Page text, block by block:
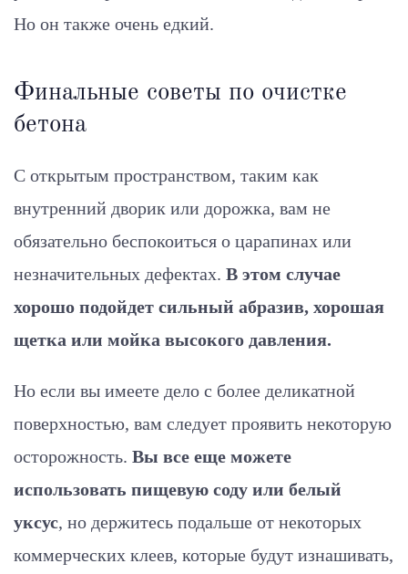
Но он также очень едкий.
Финальные советы по очистке
бетона
С открытым пространством, таким как
внутренний дворик или дорожка, вам не
обязательно беспокоиться о царапинах или
незначительных дефектах. В этом случае
хорошо подойдет сильный абразив, хорошая
щетка или мойка высокого давления.
Но если вы имеете дело с более деликатной
поверхностью, вам следует проявить некоторую
осторожность. Вы все еще можете
использовать пищевую соду или белый
уксус, но держитесь подальше от некоторых
коммерческих клеев, которые будут изнашивать,